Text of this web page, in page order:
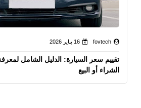
fovtech 16 يناير 2026
تقييم سعر السيارة: الدليل الشامل
الشراء أو البيع